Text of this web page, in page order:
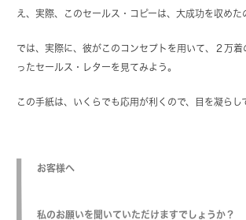
え、実際、このセールス・コピーは、大成功を収めた
では、実際に、彼がこのコンセプトを用いて、２万
ったセールス・レターを見てみよう。
この手紙は、いくらでも応用が利くので、目を凝らし
お客様へ
私のお願いを聞いていただけますでしょうか？